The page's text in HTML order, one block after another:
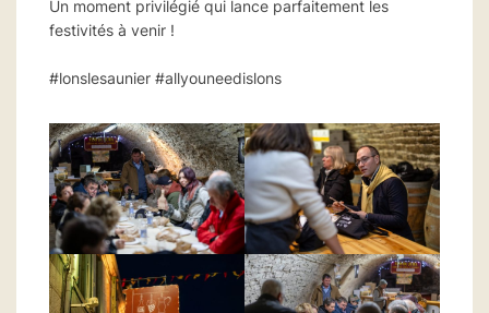
Un moment privilégié qui lance parfaitement les
festivités à venir !
#lonslesaunier #allyouneedislons